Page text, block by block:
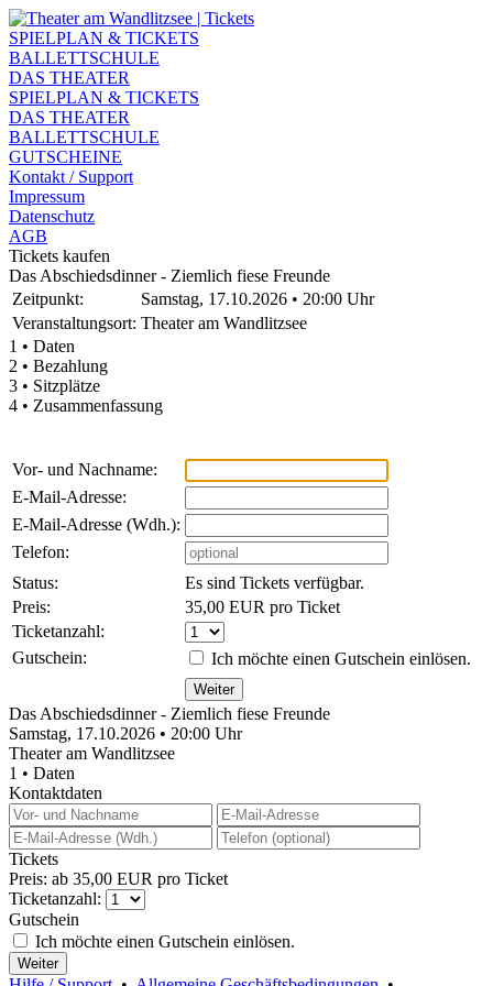
SPIELPLAN & TICKETS
BALLETTSCHULE
DAS THEATER
SPIELPLAN & TICKETS
DAS THEATER
BALLETTSCHULE
GUTSCHEINE
Kontakt / Support
Impressum
Datenschutz
AGB
Tickets kaufen
Das Abschiedsdinner - Ziemlich fiese Freunde
Zeitpunkt:
Samstag, 17.10.2026 • 20:00 Uhr
Veranstaltungsort: Theater am Wandlitzsee
1 • Daten
2 • Bezahlung
3 • Sitzplätze
4 • Zusammenfassung
Vor- und Nachname:
E-Mail-Adresse:
E-Mail-Adresse (Wdh.):
Telefon:
Status:
Es sind Tickets verfügbar.
Preis:
35,00 EUR pro Ticket
Ticketanzahl:
Gutschein:
Ich möchte einen Gutschein einlösen.
Das Abschiedsdinner - Ziemlich fiese Freunde
Samstag, 17.10.2026 • 20:00 Uhr
Theater am Wandlitzsee
1 • Daten
Kontaktdaten
Tickets
Preis: ab 35,00 EUR pro Ticket
Ticketanzahl:
Gutschein
Ich möchte einen Gutschein einlösen.